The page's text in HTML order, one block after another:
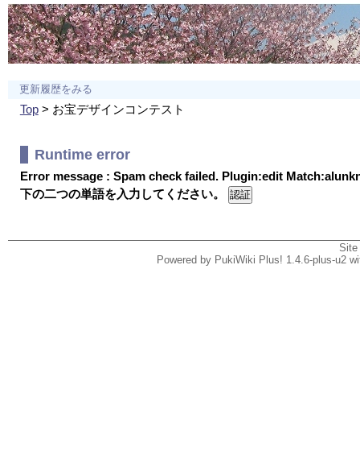
更新履歴をみる
Top> お宝デザインコンテスト
Runtime error
Error message : Spam check failed. Plugin:edit
下の二つの単語を入力してください。
Powered by PukiWiki Plus! 1.4.6-plus-u2